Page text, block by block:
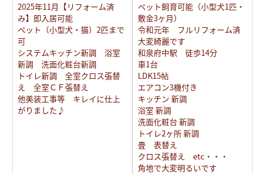
2025年11月【リフォーム済
み】即入居可能
ペット（小型犬・猫）2匹まで
可
システムキッチン新調 浴室
新調 洗面化粧台新調
トイレ新調 全室クロス張替
え 全室ＣＦ張替え
他美装工事等 キレイに仕上
がりました♪
ペット飼育可能（小型犬1匹・
敷金3ヶ月）
令和元年 フルリフォーム済
大変綺麗です
和泉府中駅 徒歩14分
車1台
LDK15帖
エアコン3機付き
キッチン 新調
浴室 新調
洗面化粧台 新調
トイレ2ヶ所 新調
畳 表替え
クロス張替え etc・・・
角地で大変明るいです